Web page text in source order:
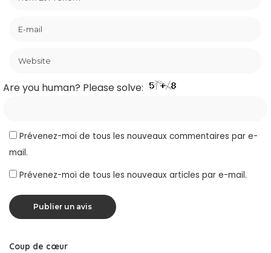
Are you human? Please solve:
Prévenez-moi de tous les nouveaux commentaires par e-
mail.
Prévenez-moi de tous les nouveaux articles par e-mail.
Coup de cœur